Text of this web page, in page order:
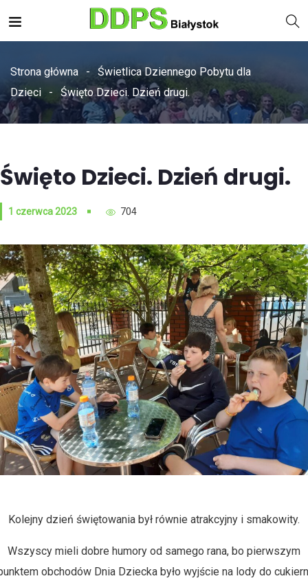
Strona główna
Świetlica Dziennego Pobytu dla
Dzieci
Święto Dzieci. Dzień drugi.
Święto Dzieci. Dzień drugi.
1 czerwca 2023 704
Kolejny dzień świętowania był równie atrakcyjny i smakowity.
Wszyscy mieli dobre humory od samego rana, bo pierwszym
obchodów Dnia Dziecka było wyjście na lody do